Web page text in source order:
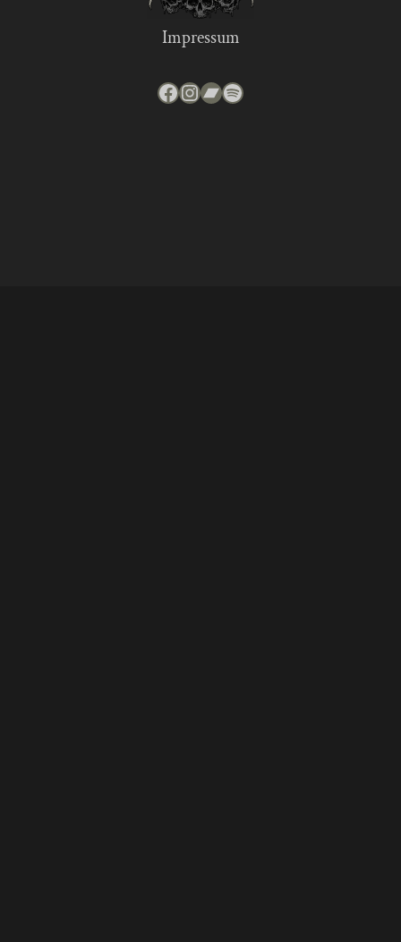
Impressum
Facebook
Instagram
Bandcamp
Spotify